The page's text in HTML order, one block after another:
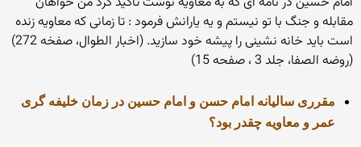
مقابله و جنگ با تو نیستم و یه یارانش فرمود : تا زمانی که معاویه زنده
است باید خانه نشینی را پیشه خود سازید. (اخبار الطوال، صفخه 272)
(روضه الصفا، جلد 3 ، صفحه 15)
مقرری سالیانه امام حسن و امام حسین در زمان خلیفه گری
عمر و معاویه چقدر بود؟